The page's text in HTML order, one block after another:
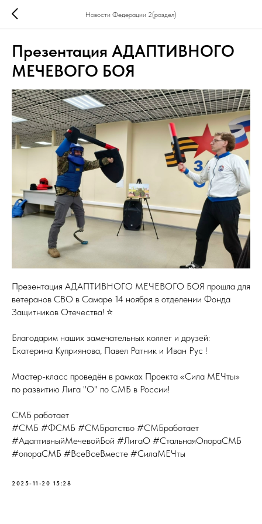
Новости Федерации 2(раздел)
Презентация АДАПТИВНОГО
МЕЧЕВОГО БОЯ
Презентация АДАПТИВНОГО МЕЧЕВОГО БОЯ прошла для
ветеранов СВО в Самаре 14 ноября в отделении Фонда
Защитников Отечества! ⭐️
Благодарим наших замечательных коллег и друзей:
Екатерина Куприянова, Павел Ратник и Иван Рус !
Мастер-класс проведён в рамках Проекта «Сила МЕЧты»
по развитию Лига "О" по СМБ в России!
СМБ работает
#СМБ #ФСМБ #СМБратство #СМБработает
#АдаптивныйМечевойБой #ЛигаО #СтальнаяОпораСМБ
#опораСМБ #ВсеВсеВместе #СилаМЕЧты
2025-11-20 15:28